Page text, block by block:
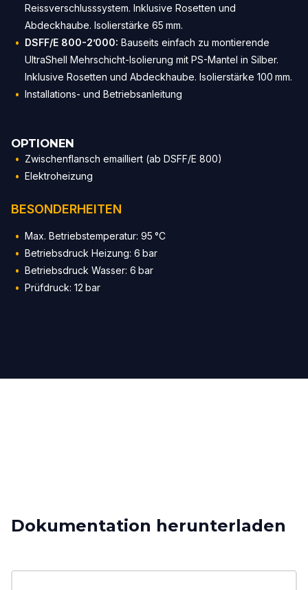
Reissverschlusssystem. Inklusive Rosetten und
Abdeckhaube. Isolierstärke 65 mm.
DSFF/E 800-2’000: Bauseits einfach zu montierende
UltraShell Mehrschicht-Isolierung mit PS-Mantel in Silber.
Inklusive Rosetten und Abdeckhaube. Isolierstärke 100 mm.
Installations- und Betriebsanleitung
OPTIONEN
Zwischenflansch emailliert (ab DSFF/E 800)
Elektroheizung
BESONDERHEITEN
Max. Betriebstemperatur: 95 °C
Betriebsdruck Heizung: 6 bar
Betriebsdruck Wasser: 6 bar
Prüfdruck: 12 bar
Dokumentation herunterladen